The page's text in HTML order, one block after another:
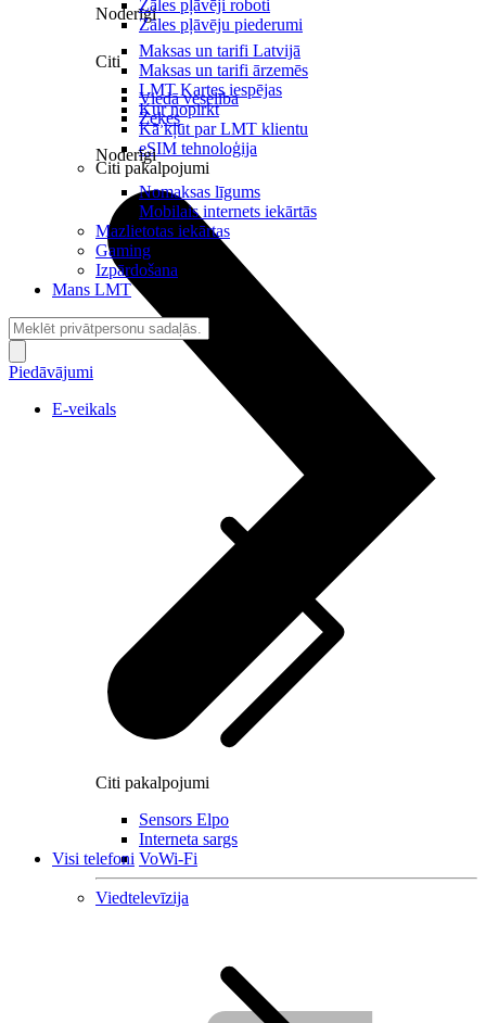
Noderīgi
Maksas un tarifi Latvijā
Maksas un tarifi ārzemēs
LMT Kartes iespējas
Kur nopirkt
Kā kļūt par LMT klientu
eSIM tehnoloģija
Citi pakalpojumi
Citi pakalpojumi
Sensors Elpo
Interneta sargs
VoWi-Fi
Viedtelevīzija
Zāles pļāvēji roboti
Zāles pļāvēju piederumi
Citi
Viedā veselība
Zeķes
Noderīgi
Nomaksas līgums
Mobilais internets iekārtās
Mazlietotas iekārtas
Gaming
Izpārdošana
Mans LMT
Piedāvājumi
E-veikals
Visi telefoni